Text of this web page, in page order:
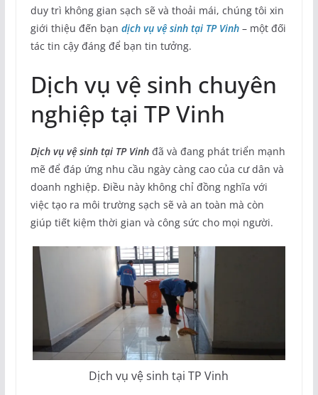
duy trì không gian sạch sẽ và thoải mái, chúng tôi xin
giới thiệu đến bạn dịch vụ vệ sinh tại TP Vinh– một đối
tác tin cậy đáng để bạn tin tưởng.
Dịch vụ vệ sinh chuyên
nghiệp tại TP Vinh
Dịch vụ vệ sinh tại TP Vinhđã và đang phát triển mạnh
mẽ để đáp ứng nhu cầu ngày càng cao của cư dân và
doanh nghiệp. Điều này không chỉ đồng nghĩa với
việc tạo ra môi trường sạch sẽ và an toàn mà còn
giúp tiết kiệm thời gian và công sức cho mọi người.
Dịch vụ vệ sinh tại TP Vinh